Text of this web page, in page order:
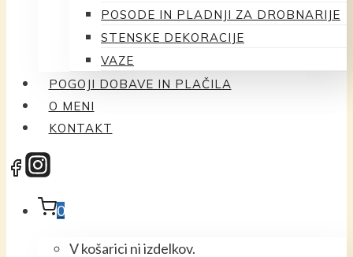
POSODE IN PLADNJI ZA DROBNARIJE
STENSKE DEKORACIJE
VAZE
POGOJI DOBAVE IN PLAČILA
O MENI
KONTAKT
0
V košarici ni izdelkov.